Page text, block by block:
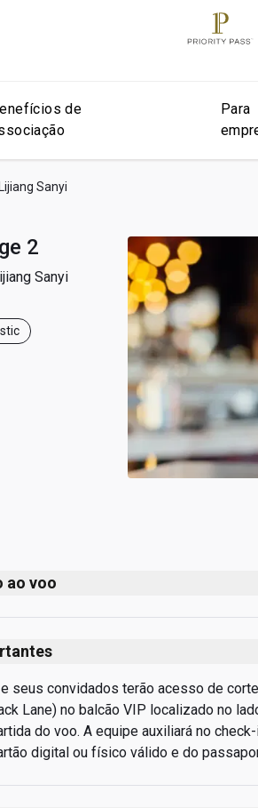
de
Para
Sanyi
2
Sanyi
ao voo
antes do primeiro voo até o último voo
programados
seus convidados terão acesso de
Lane) no balcão VIP localizado no
do voo. A equipe auxiliará no
digital ou físico válido e do